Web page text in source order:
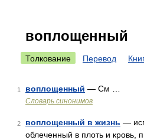
воплощенный
Толкование Перевод
1 воплощенный — См …
Словарь синонимов
2 воплощенный в жизнь —
облеченный в плоть и кровь,